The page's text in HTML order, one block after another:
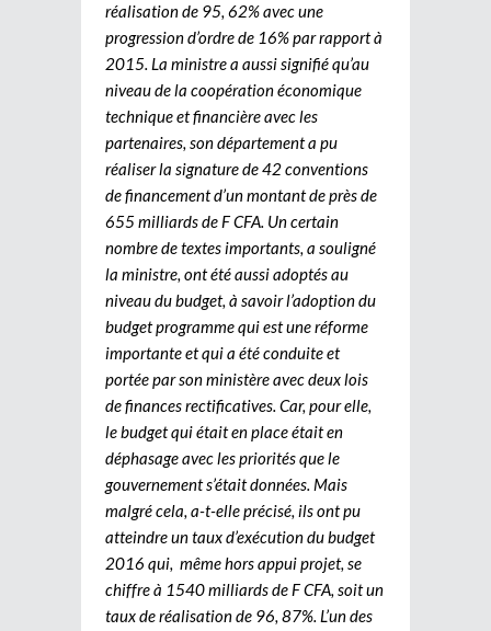
réalisation de 95, 62% avec une
progression d’ordre de 16% par rapport à
2015. La ministre a aussi signifié qu’au
niveau de la coopération économique
technique et financière avec les
partenaires, son département a pu
réaliser la signature de 42 conventions
de financement d’un montant de près de
655 milliards de F CFA. Un certain
nombre de textes importants, a souligné
la ministre, ont été aussi adoptés au
niveau du budget, à savoir l’adoption du
budget programme qui est une réforme
importante et qui a été conduite et
portée par son ministère avec deux lois
de finances rectificatives. Car, pour elle,
le budget qui était en place était en
déphasage avec les priorités que le
gouvernement s’était données. Mais
malgré cela, a-t-elle précisé, ils ont pu
atteindre un taux d’exécution du budget
2016 qui, même hors appui projet, se
chiffre à 1540 milliards de F CFA, soit un
taux de réalisation de 96, 87%. L’un des